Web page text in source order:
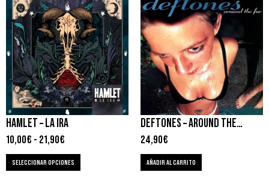
HAMLET – LA IRA
10,00€ - 21,90€
SELECCIONAR OPCIONES
DEFTONES – AROUND THE FUR
24,90€
AÑADIR AL CARRITO